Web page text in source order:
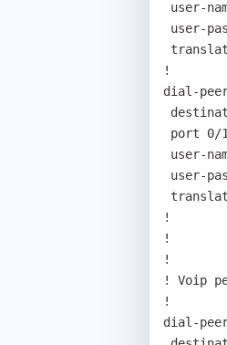
!
dial-
!
!
!
! Voip
!
dial-